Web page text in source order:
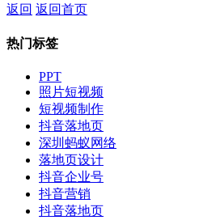
返回 返回首页
热门标签
PPT
照片短视频
短视频制作
抖音落地页
深圳蚂蚁网络
落地页设计
抖音企业号
抖音营销
抖音落地页